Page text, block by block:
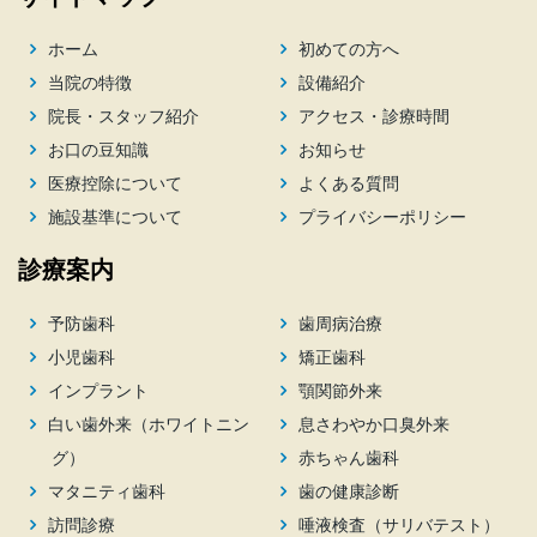
ホーム
初めての方へ
当院の特徴
設備紹介
院長・スタッフ紹介
アクセス・診療時間
お口の豆知識
お知らせ
医療控除について
よくある質問
施設基準について
プライバシーポリシー
診療案内
予防歯科
歯周病治療
小児歯科
矯正歯科
インプラント
顎関節外来
白い歯外来（ホワイトニン
グ）
息さわやか口臭外来
赤ちゃん歯科
マタニティ歯科
歯の健康診断
訪問診療
唾液検査（サリバテスト）